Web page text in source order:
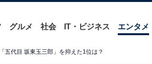
グルメ 社会 IT・ビジネス エンタメ
五代目 坂東玉三郎」を抑えた1位は？